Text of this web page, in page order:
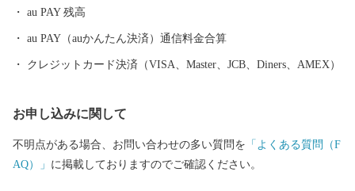
とができますので、マイナンバーカードをお持ちの方は是非とも
ご活用いただけますと幸いです。詳細につきましては、ご寄附い
ただいた後にお送りするワンストップ特例申請書類をご確認くだ
トップ受付センター 〒840-0045 佐賀県佐賀市西田代1-4-27-2
au PAY 残高
au PAY（auかんたん決済）通信料金合算
クレジットカード決済（VISA、Master、JCB、Diners、AMEX）
お申し込みに関して
不明点がある場合、お問い合わせの多い質問を 「よくある質問（F
AQ）」 に掲載しておりますのでご確認ください。